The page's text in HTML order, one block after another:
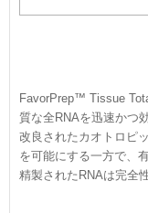
FavorPrep™ Tissue
質な全RNAを迅速かつ
改良されたカオトロピ
を可能にする一方で、
精製されたRNAは完全